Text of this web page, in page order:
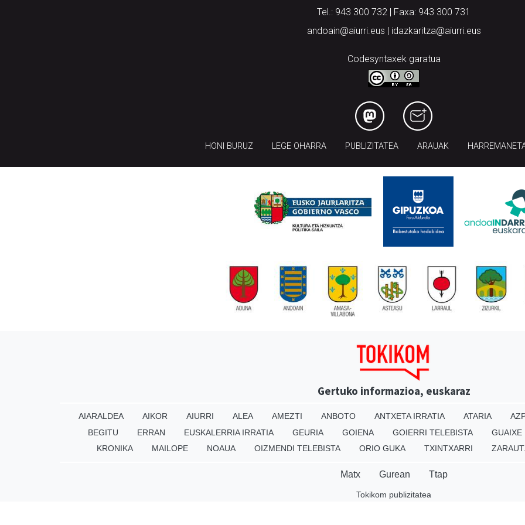
Tel.: 943 300 732 | Faxa: 943 300 731
andoain@aiurri.eus | idazkaritza@aiurri.eus
Codesyntaxek garatua
HONI BURUZ LEGE OHARRA PUBLIZITATEA ARAUAK
Gertuko informazioa, euskaraz
AIARALDEA AIKOR AIURRI ALEA AMEZTI ANBOTO ANTXETA IRRATIA ATARIA
BEGITU
ERRAN EUSKALERRIA IRRATIA GEURIA GOIENA GOIERRI TELEBISTA GUAIXE
KRONIKA
MAILOPE NOAUA OIZMENDI TELEBISTA ORIO GUKA TXINTXARRI
Matx Gurean Ttap
Tokikom publizitatea